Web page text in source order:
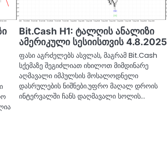
Bit.Cash H1: ტალღის ანალიზი
ამერიკული სესიისთვის 4.8.2025
ფასი აგრძელებს ასვლას, მაგრამ Bit.Cash
სქემაზე შეგიძლიათ იხილოთ მიმდინარე
აღმავალი იმპულსის მოსალოდნელი
დასრულების ნიშნები.უფრო მაღალ დროის
ინტერვალში ჩანს დაღმავალი სოლის…